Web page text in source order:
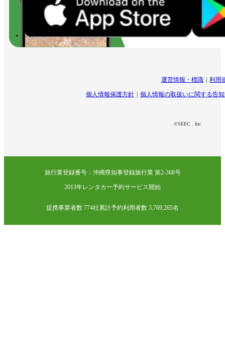
運営情報・標識 利用
個人情報保護方針 個人情報の取扱いに関する告
©SEEC . Inc
旅行業登録番号：沖縄県知事登録旅行業 第2-368号
2013年レンタカー予約サービス開始
提携事業者数 774社累計予約利用者数 3,769,265名